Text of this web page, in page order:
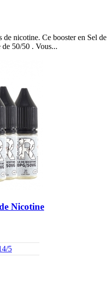
de nicotine. Ce booster en Sel de
de 50/50 . Vous...
Nicotine
5